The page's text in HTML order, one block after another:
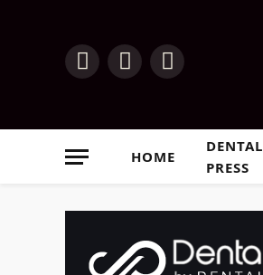
InstagramFacebookYouTube
HOME
DENTAL
PRESS